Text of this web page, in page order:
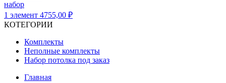
1 элемент 4755,00 ₽
КОТЕГОРИИ
Комплекты
Неполные комплекты
Набор потолка под заказ
Главная